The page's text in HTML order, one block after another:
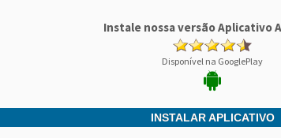
Instale nossa versão Aplicativo
Disponível na GooglePlay
INSTALAR APLICATIVO